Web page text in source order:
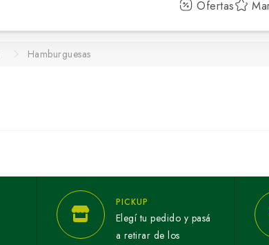
Ofertas
Hamburguesas
PICKUP
Elegí tu pedido y pasá
a retirar de los